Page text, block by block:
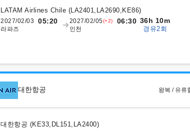
LATAM Airlines Chile (LA2401,LA2690,KE86)
2027/02/03 05:20
라파즈
2027/02/05(+2) 06:30
인천
36h 10m
경유2회
대한항공 왕복 / 유류
대한항공 (KE33,DL151,LA2400)